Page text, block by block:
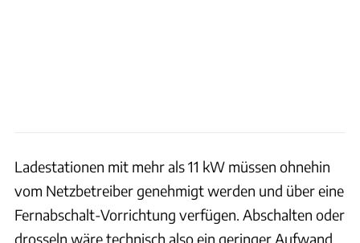
Ladestationen mit mehr als 11 kW müssen ohnehin
vom Netzbetreiber genehmigt werden und über eine
Fernabschalt-Vorrichtung verfügen. Abschalten oder
drosseln wäre technisch also ein geringer Aufwand.